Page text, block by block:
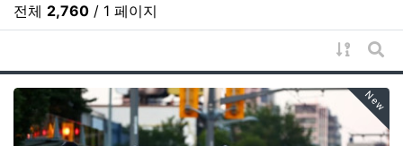
전체 2,760 / 1 페이지
게시물
게
New